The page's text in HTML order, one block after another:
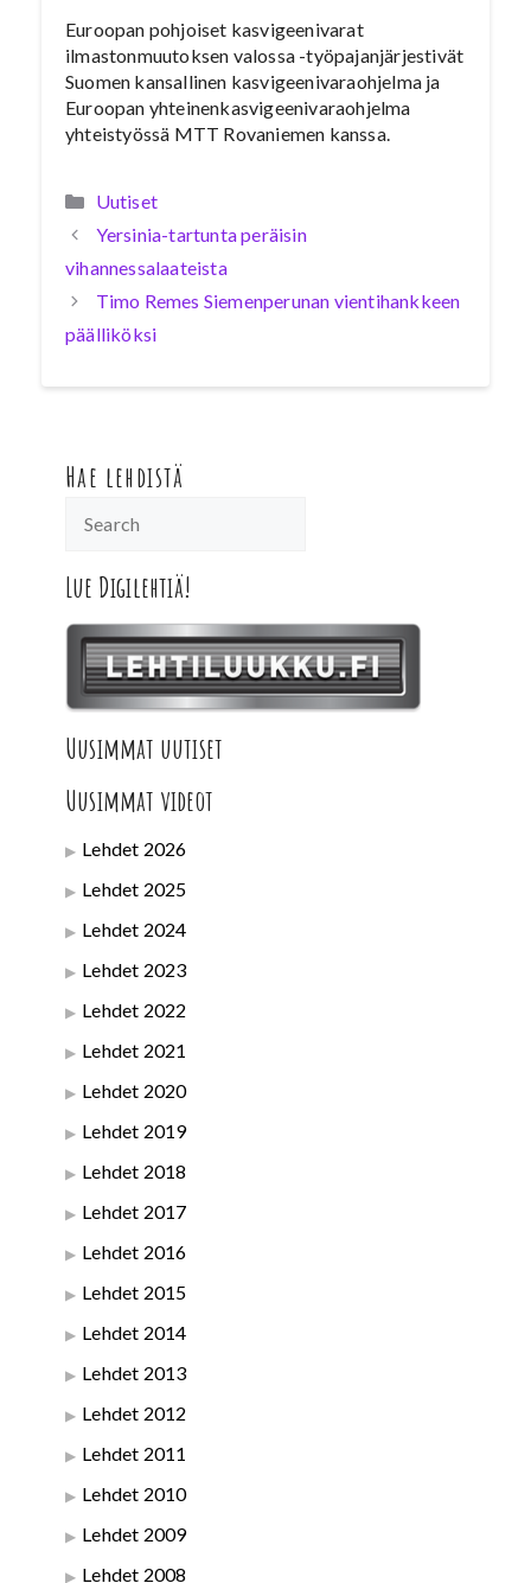
Euroopan pohjoiset kasvigeenivarat
ilmastonmuutoksen valossa -työpajanjärjestivät
Suomen kansallinen kasvigeenivaraohjelma ja
Euroopan yhteinenkasvigeenivaraohjelma
yhteistyössä MTT Rovaniemen kanssa.
Kategoriat
Uutiset
Yersinia-tartunta peräisin
vihannessalaateista
Timo Remes Siemenperunan vientihankkeen
päälliköksi
Hae lehdistä
Lue Digilehtiä!
Uusimmat uutiset
Uusimmat videot
Lehdet 2026
Lehdet 2025
Lehdet 2024
Lehdet 2023
Lehdet 2022
Lehdet 2021
Lehdet 2020
Lehdet 2019
Lehdet 2018
Lehdet 2017
Lehdet 2016
Lehdet 2015
Lehdet 2014
Lehdet 2013
Lehdet 2012
Lehdet 2011
Lehdet 2010
Lehdet 2009
Lehdet 2008